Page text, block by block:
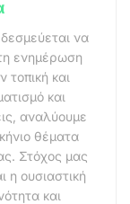
να
ενημέρωση
και
και
αναλύουμε
θέματα
Στόχος μας
η ουσιαστική
και